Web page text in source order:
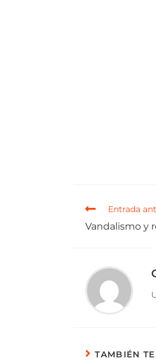
Entrada
Vandalismo y
TAMBIÉN